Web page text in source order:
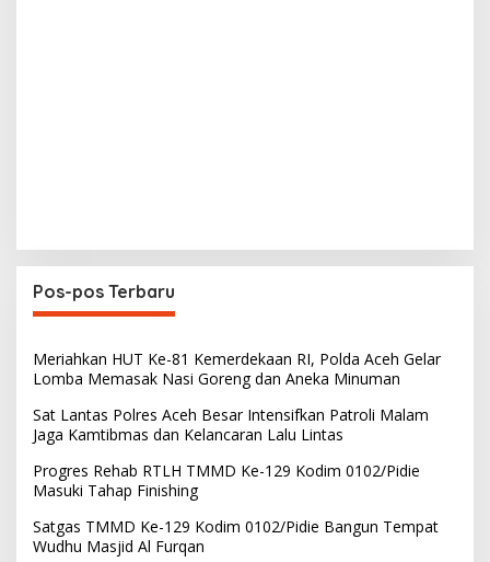
Pos-pos Terbaru
Meriahkan HUT Ke-81 Kemerdekaan RI, Polda Aceh Gelar
Lomba Memasak Nasi Goreng dan Aneka Minuman
Sat Lantas Polres Aceh Besar Intensifkan Patroli Malam
Jaga Kamtibmas dan Kelancaran Lalu Lintas
Progres Rehab RTLH TMMD Ke-129 Kodim 0102/Pidie
Masuki Tahap Finishing
Satgas TMMD Ke-129 Kodim 0102/Pidie Bangun Tempat
Wudhu Masjid Al Furqan